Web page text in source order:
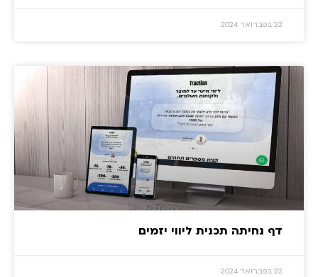
22 בפברואר 2024
דף נחיתה תכנית ליווי יזמים
22 בפברואר 2024